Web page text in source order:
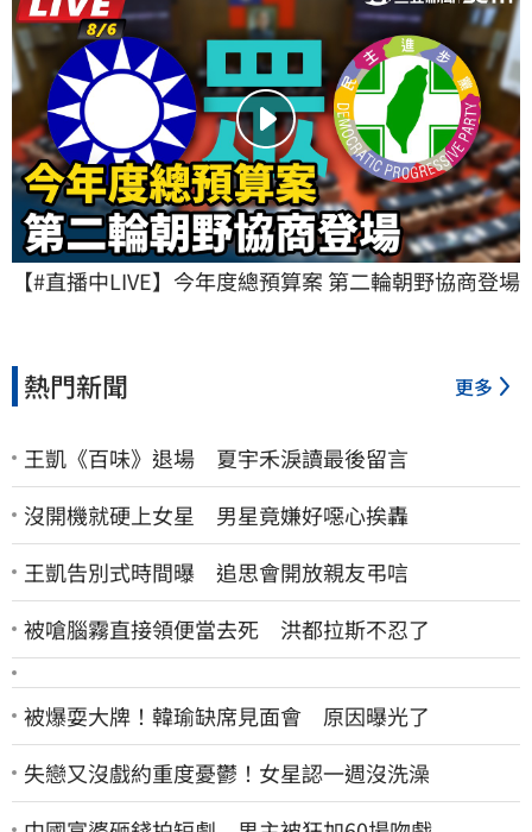
【#直播中LIVE】今年度總預算案 第二輪朝野協商登場
熱門新聞 更多
王凱《百味》退場 夏宇禾淚讀最後留言
沒開機就硬上女星 男星竟嫌好噁心挨轟
王凱告別式時間曝 追思會開放親友弔唁
被嗆腦霧直接領便當去死 洪都拉斯不忍了
被爆耍大牌！韓瑜缺席見面會 原因曝光了
失戀又沒戲約重度憂鬱！女星認一週沒洗澡